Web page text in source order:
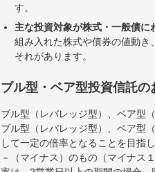
す。
主な投資対象が株式・一般債
組み入れた株式や債券の値動
それがあります。
ブル型・ベア型投資信託
ブル型（レバレッジ型）、ベア型
ブル型（レバレッジ型）、ベア型
して一定の倍率となることを目指
－（マイナス）のもの（マイナス